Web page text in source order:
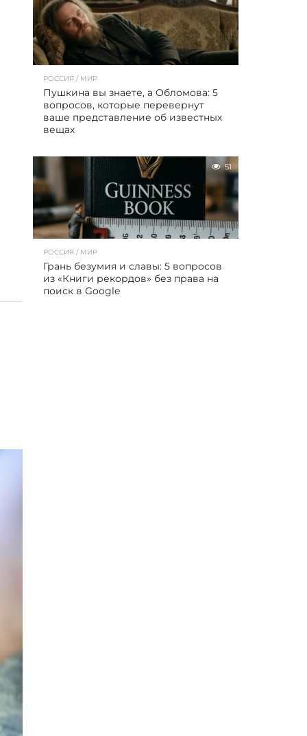
РОССИЯ / МИР
Пушкина вы знаете, а Обломова: 5
вопросов, которые перевернут
ваше представление об известных
вещах
51
РОССИЯ / МИР
Грань безумия и славы: 5 вопросов
из «Книги рекордов» без права на
поиск в Google